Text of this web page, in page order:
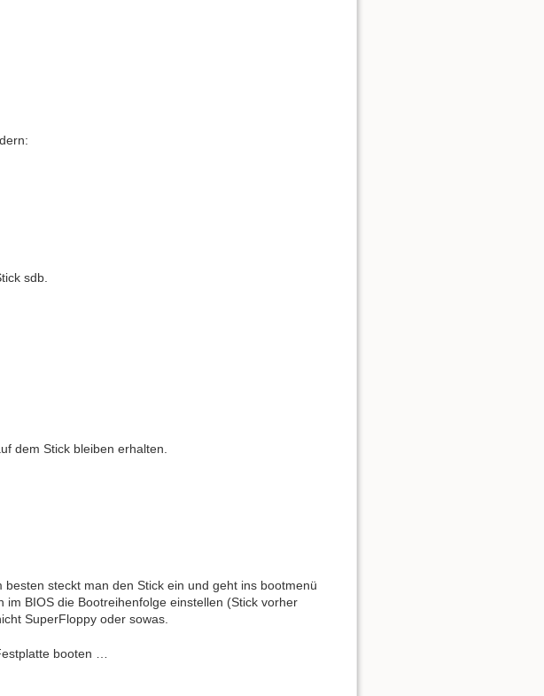
sdb.
dem Stick bleiben erhalten.
steckt man den Stick ein und geht ins bootmenü
BIOS die Bootreihenfolge einstellen (Stick vorher
SuperFloppy oder sowas.
booten …